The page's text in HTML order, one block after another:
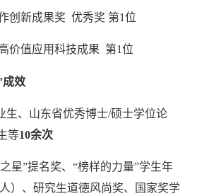
创新成果奖 优秀奖 第1位
价值应用科技成果 第1位
成效
生、山东省优秀博士/硕士学位论
等10余次
星”提名奖、“榜样的力量”学生年
）、研究生道德风尚奖、国家奖学